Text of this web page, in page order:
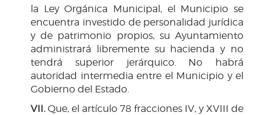
la Ley Orgánica Municipal, el Municipio se
encuentra investido de personalidad jurídica
y de patrimonio propios, su Ayuntamiento
administrará libremente su hacienda y no
tendrá superior jerárquico. No habrá
autoridad intermedia entre el Municipio y el
Gobierno del Estado.
VII. Que, el artículo 78 fracciones IV, y XVIII de